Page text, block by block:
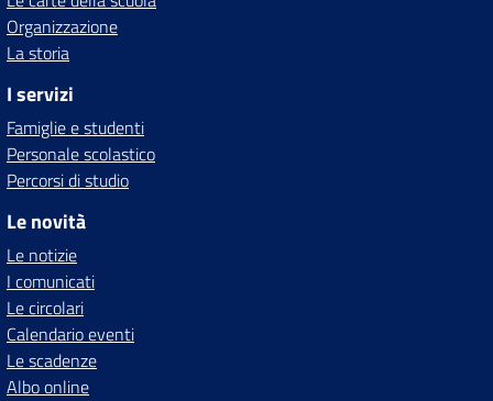
Organizzazione
La storia
I servizi
Famiglie e studenti
Personale scolastico
Percorsi di studio
Le novità
Le notizie
I comunicati
Le circolari
Calendario eventi
Le scadenze
Albo online